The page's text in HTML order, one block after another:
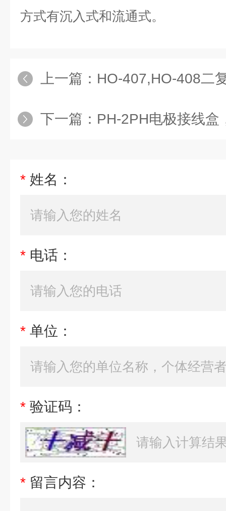
方式有沉入式和流通式。
上一篇： HO-407,HO-408二复合PH电极,
下一篇： PH-2PH电极接线盒，PH
* 姓名：
* 电话：
* 单位：
* 验证码：
* 留言内容：